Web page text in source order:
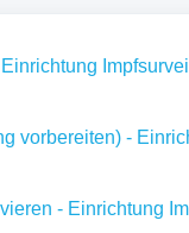
vorbereiten) -
- Einrichtung